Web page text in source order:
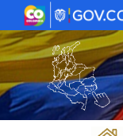
al
contenido